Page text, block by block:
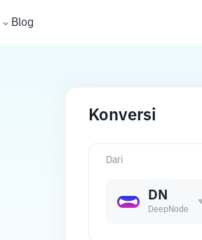
Blog
Konversi
Dari
DN
DeepNode